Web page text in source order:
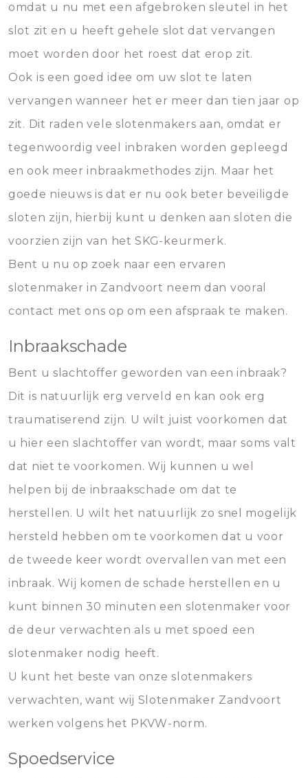
omdat u nu met een afgebroken sleutel in het
slot zit en u heeft gehele slot dat vervangen
moet worden door het roest dat erop zit.
Ook is een goed idee om uw slot te laten
vervangen wanneer het er meer dan tien jaar op
zit. Dit raden vele slotenmakers aan, omdat er
tegenwoordig veel inbraken worden gepleegd
en ook meer inbraakmethodes zijn. Maar het
goede nieuws is dat er nu ook beter beveiligde
sloten zijn, hierbij kunt u denken aan sloten die
voorzien zijn van het SKG-keurmerk.
Bent u nu op zoek naar een ervaren
slotenmaker in Zandvoort neem dan vooral
contact met ons op om een afspraak te maken.
Inbraakschade
Bent u slachtoffer geworden van een inbraak?
Dit is natuurlijk erg verveld en kan ook erg
traumatiserend zijn. U wilt juist voorkomen dat
u hier een slachtoffer van wordt, maar soms valt
dat niet te voorkomen. Wij kunnen u wel
helpen bij de inbraakschade om dat te
herstellen. U wilt het natuurlijk zo snel mogelijk
hersteld hebben om te voorkomen dat u voor
de tweede keer wordt overvallen van met een
inbraak. Wij komen de schade herstellen en u
kunt binnen 30 minuten een slotenmaker voor
de deur verwachten als u met spoed een
slotenmaker nodig heeft.
U kunt het beste van onze slotenmakers
verwachten, want wij Slotenmaker Zandvoort
werken volgens het PKVW-norm.
Spoedservice